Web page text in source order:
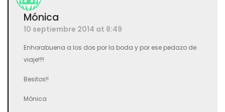
Mónica
10 septiembre 2014 at 8:49
Enhorabuena a los dos por la boda y por ese pedazo de
viaje!!!!
Besitos!!
Mónica